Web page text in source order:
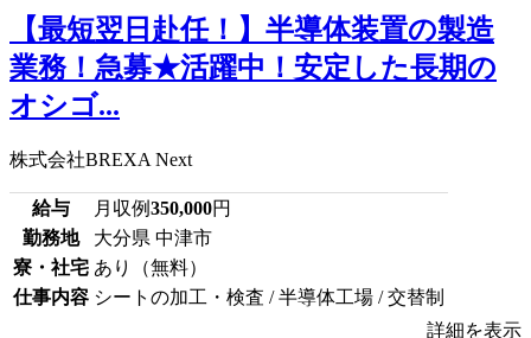
【最短翌日赴任！】半導体装置の製造
業務！急募★活躍中！安定した長期の
オシゴ...
株式会社BREXA Next
給与 月収例350,000円
勤務地
大分県 中津市
寮・社宅 あり（無料）
仕事内容 シートの加工・検査 / 半導体工場 / 交替制
詳細を表示